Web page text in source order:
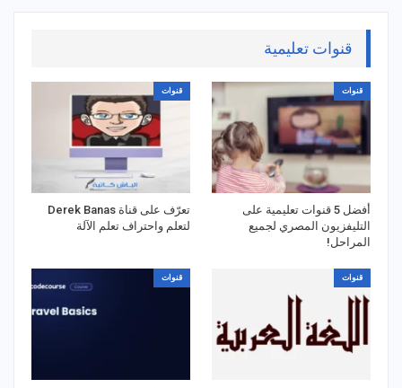
قنوات تعليمية
قنوات
أفضل 5 قنوات تعليمية على
التليفزيون المصري لجميع
المراحل!
قنوات
تعرّف على قناة Derek Banas
لتعلم واحتراف تعلم الآلة
قنوات قنوات